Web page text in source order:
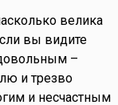
велика
вы видите
–
и трезво
и несчастным